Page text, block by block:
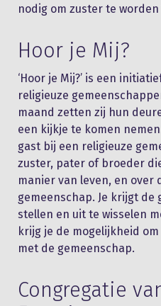
nodig om zuster te worden
Hoor je Mij?
‘Hoor je Mij?’ is een
religieuze
maand zetten zij hun
een kijkje te komen
gast bij een religieuze
zuster, pater of broeder
manier van leven, en
gemeenschap. Je krijgt de
stellen en uit te wisselen
krijg je de mogelijkheid
met de gemeenschap.
Congregatie